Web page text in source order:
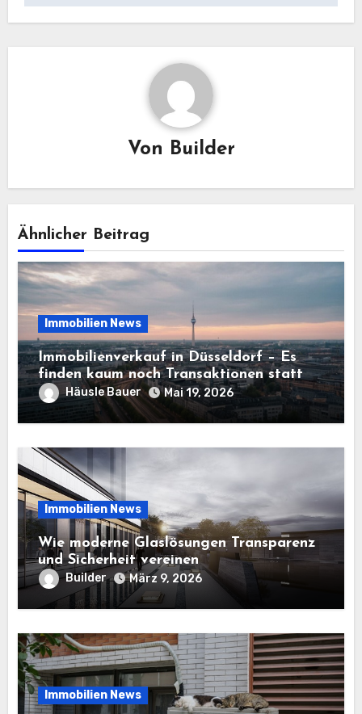
Von Builder
Ähnlicher Beitrag
Immobilien News
Immobilienverkauf in Düsseldorf – Es
finden kaum noch Transaktionen statt
Häusle Bauer Mai 19, 2026
Immobilien News
Wie moderne Glaslösungen Transparenz
und Sicherheit vereinen
Builder März 9, 2026
Immobilien News